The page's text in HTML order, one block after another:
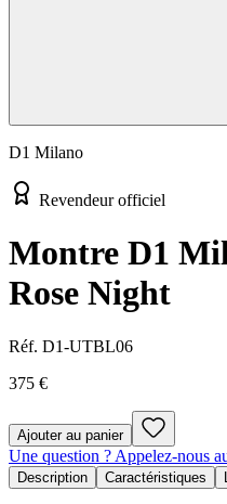
D1 Milano
Revendeur officiel
Montre D1
Rose Night
Réf. D1-UTBL06
375 €
Ajouter au panier
Une question ? Appelez-nous
Description Caractéristiques